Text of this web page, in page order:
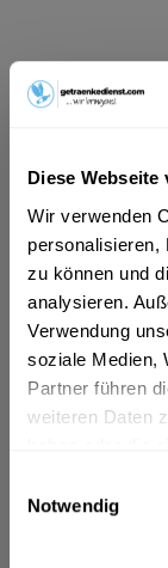
Diese Webseite
Wir verwenden
personalisieren,
zu können und
analysieren.
Verwendung
soziale Medien,
Partner führen
weiteren Daten
Notwendig
ab 10,69
Vorrätig
EINWEG
+3,00 € Pfand
In den
Artikel-Nr.:
Verfügbar in: